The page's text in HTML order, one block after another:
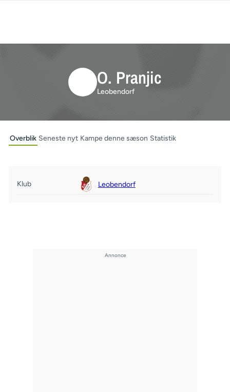
O. Pranjic
Leobendorf
Overblik Seneste nyt Kampe denne sæson Statistik
Klub Leobendorf